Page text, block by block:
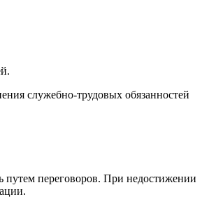
служебно-трудовых обязанностей
путем переговоров. При недостижении